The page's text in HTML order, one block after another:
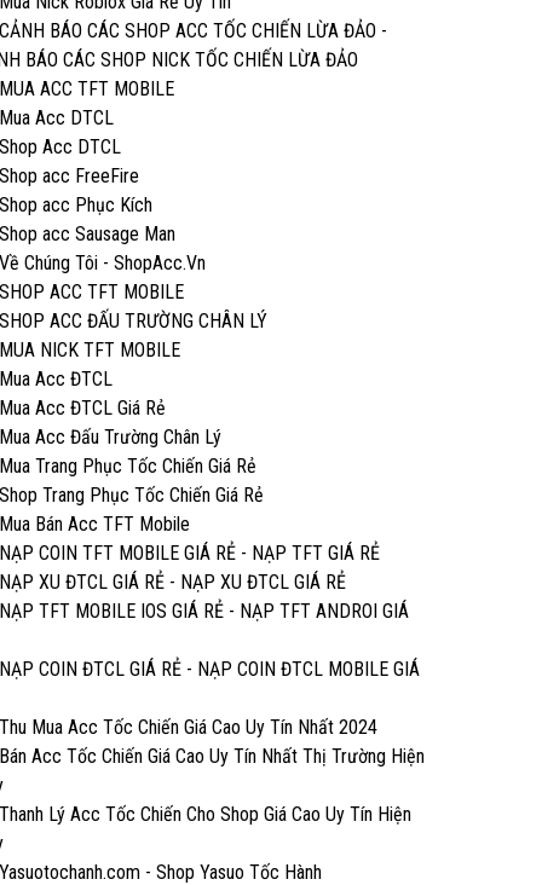
BÁO CÁC SHOP ACC TỐC CHIẾN LỪA ĐẢO -
BÁO CÁC SHOP NICK TỐC CHIẾN LỪA ĐẢO
ACC TFT MOBILE
Acc DTCL
Acc DTCL
acc FreeFire
acc Phục Kích
acc Sausage Man
Chúng Tôi - ShopAcc.Vn
ACC TFT MOBILE
ACC ĐẤU TRƯỜNG CHÂN LÝ
NICK TFT MOBILE
Acc ĐTCL
Acc ĐTCL Giá Rẻ
Acc Đấu Trường Chân Lý
Trang Phục Tốc Chiến Giá Rẻ
Trang Phục Tốc Chiến Giá Rẻ
Bán Acc TFT Mobile
COIN TFT MOBILE GIÁ RẺ - NẠP TFT GIÁ RẺ
XU ĐTCL GIÁ RẺ - NẠP XU ĐTCL GIÁ RẺ
TFT MOBILE IOS GIÁ RẺ - NẠP TFT ANDROI GIÁ
COIN ĐTCL GIÁ RẺ - NẠP COIN ĐTCL MOBILE GIÁ
Mua Acc Tốc Chiến Giá Cao Uy Tín Nhất 2024
Acc Tốc Chiến Giá Cao Uy Tín Nhất Thị Trường Hiện
Lý Acc Tốc Chiến Cho Shop Giá Cao Uy Tín Hiện
- Shop Yasuo Tốc Hành